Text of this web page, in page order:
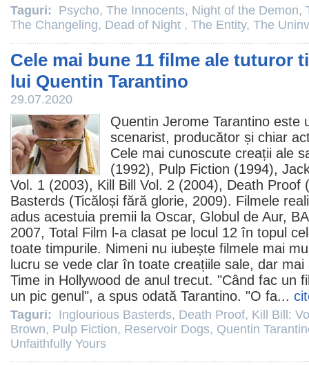
Taguri: Psycho, The Innocents, Night of the Demon,
The Changeling, Dead of Night , The Entity, The
Cele mai bune 11 filme ale tuturor
lui Quentin Tarantino
29.07.2020
Quentin Jerome Tarantino este
scenarist, producător și chiar
Cele mai cunoscute creații ale
(1992), Pulp Fiction (1994),
Vol. 1 (2003), Kill Bill Vol. 2 (2004), Death Proof
Basterds (Ticăloși fără glorie, 2009). Filmele
adus acestuia premii la Oscar, Globul de Aur,
2007, Total Film l-a clasat pe locul 12 în topul
toate timpurile. Nimeni nu iubește filmele mai
lucru se vede clar în toate creațiile sale, dar
Time in Hollywood de anul trecut. "Când fac un
un pic genul", a spus odată Tarantino. "O fa...
Taguri: Inglourious Basterds, Death Proof, Kill Bill:
Brown, Pulp Fiction, Reservoir Dogs, Quentin
Unfaithfully Yours